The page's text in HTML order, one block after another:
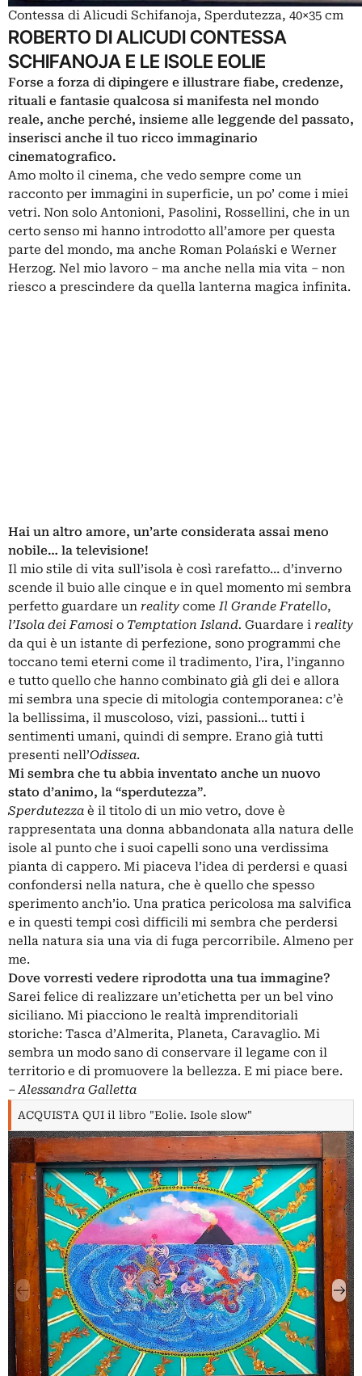
Contessa di Alicudi Schifanoja, Sperdutezza, 40×35 cm
ROBERTO DI ALICUDI CONTESSA
SCHIFANOJA E LE ISOLE EOLIE
Forse a forza di dipingere e illustrare fiabe, credenze,
rituali e fantasie qualcosa si manifesta nel mondo
reale, anche perché, insieme alle leggende del passato,
inserisci anche il tuo ricco immaginario
cinematografico.
Amo molto il cinema, che vedo sempre come un
racconto per immagini in superficie, un po’ come i miei
vetri. Non solo Antonioni, Pasolini, Rossellini, che in un
certo senso mi hanno introdotto all’amore per questa
parte del mondo, ma anche Roman Polański e Werner
Herzog. Nel mio lavoro – ma anche nella mia vita ‒ non
riesco a prescindere da quella lanterna magica infinita.
Hai un altro amore, un’arte considerata assai meno
nobile… la televisione!
Il mio stile di vita sull’isola è così rarefatto… d’inverno
scende il buio alle cinque e in quel momento mi sembra
perfetto guardare un reality come Il Grande Fratello,
l’Isola dei Famosi o Temptation Island. Guardare i reality
da qui è un istante di perfezione, sono programmi che
toccano temi eterni come il tradimento, l’ira, l’inganno
e tutto quello che hanno combinato già gli dei e allora
mi sembra una specie di mitologia contemporanea: c’è
la bellissima, il muscoloso, vizi, passioni… tutti i
sentimenti umani, quindi di sempre. Erano già tutti
presenti nell’Odissea.
Mi sembra che tu abbia inventato anche un nuovo
stato d’animo, la “sperdutezza”.
Sperdutezza è il titolo di un mio vetro, dove è
rappresentata una donna abbandonata alla natura delle
isole al punto che i suoi capelli sono una verdissima
pianta di cappero. Mi piaceva l’idea di perdersi e quasi
confondersi nella natura, che è quello che spesso
sperimento anch’io. Una pratica pericolosa ma salvifica
e in questi tempi così difficili mi sembra che perdersi
nella natura sia una via di fuga percorribile. Almeno per
me.
Dove vorresti vedere riprodotta una tua immagine?
Sarei felice di realizzare un’etichetta per un bel vino
siciliano. Mi piacciono le realtà imprenditoriali
storiche: Tasca d’Almerita, Planeta, Caravaglio. Mi
sembra un modo sano di conservare il legame con il
territorio e di promuovere la bellezza. E mi piace bere.
‒ Alessandra Galletta
ACQUISTA QUI il libro "Eolie. Isole slow"